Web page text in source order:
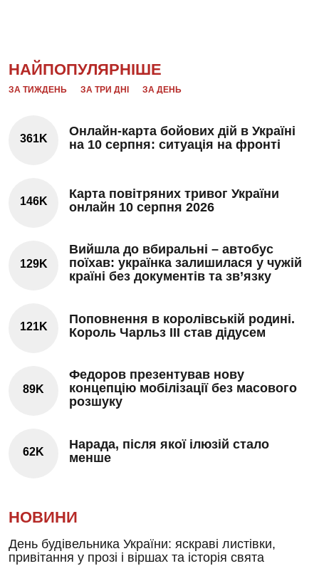
НАЙПОПУЛЯРНІШЕ
ЗА ТИЖДЕНЬ ЗА ТРИ ДНІ ЗА ДЕНЬ
361K
Онлайн-карта бойових дій в Україні
на 10 серпня: ситуація на фронті
146K
Карта повітряних тривог України
онлайн 10 серпня 2026
129K
Вийшла до вбиральні – автобус
поїхав: українка залишилася у чужій
країні без документів та зв’язку
121K
Поповнення в королівській родині.
Король Чарльз III став дідусем
89K
Федоров презентував нову
концепцію мобілізації без масового
розшуку
62K
Нарада, після якої ілюзій стало
менше
НОВИНИ
День будівельника України: яскраві листівки,
привітання у прозі і віршах та історія свята